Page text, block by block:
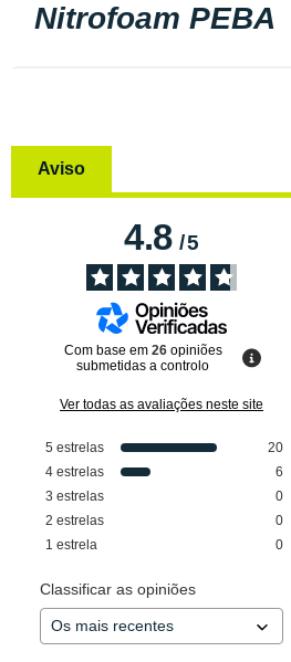
Nitrofoam PEBA
Aviso
4.8/5
Com base em 26 opiniões
submetidas a controlo
Ver todas as avaliações neste site
5 estrelas
20
4 estrelas
6
3 estrelas
0
2 estrelas
0
1 estrela 0
Classificar as opiniões